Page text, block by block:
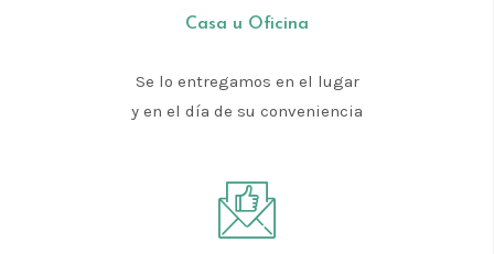
Casa u Oficina
Se lo entregamos en el lugar
y en el día de su conveniencia